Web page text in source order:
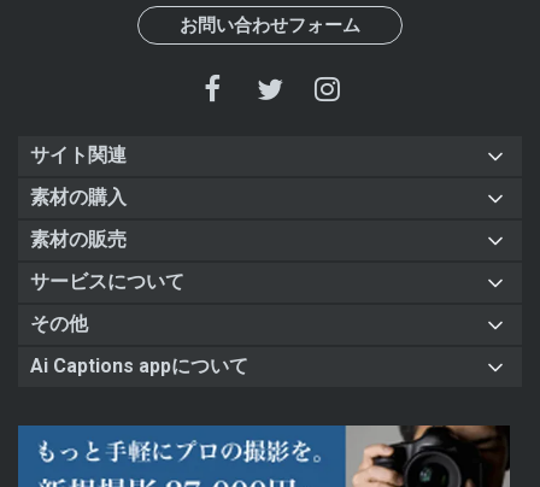
お問い合わせフォーム
サイト関連
素材の購入
素材の販売
サービスについて
その他
Ai Captions appについて